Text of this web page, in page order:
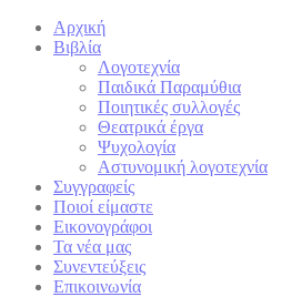
Αρχική
Βιβλία
Λογοτεχνία
Παιδικά Παραμύθια
Ποιητικές συλλογές
Θεατρικά έργα
Ψυχολογία
Αστυνομική λογοτεχνία
Συγγραφείς
Ποιοί είμαστε
Εικονογράφοι
Τα νέα μας
Συνεντεύξεις
Επικοινωνία